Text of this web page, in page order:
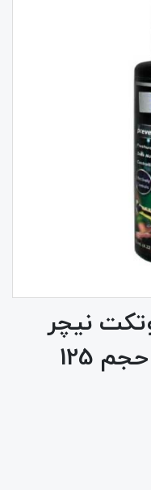
نیچر
مدل آلگ اگزیت پرو حجم 125